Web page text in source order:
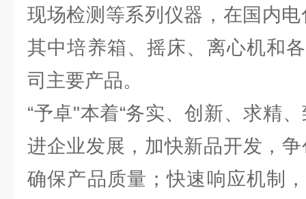
现场检测等系列仪器，在国内
其中培养箱、摇床、离心机和
司主要产品。
“予卓"本着“务实、创新、求精
进企业发展，加快新品开发，
确保产品质量；快速响应机制